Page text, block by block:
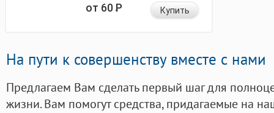
от 60Р Купить
На пути к совершенству вместе с нами
Предлагаем Вам сделать первый шаг для
жизни. Вам помогут средства, придагаемые на